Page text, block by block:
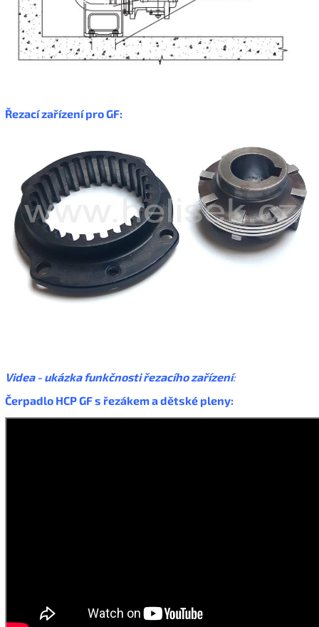
Řezací zařízení pro GF:
Videa - ukázka funkčnosti řezacího zařízení:
Čerpadlo HCP GF s řezákem a dětské pleny: